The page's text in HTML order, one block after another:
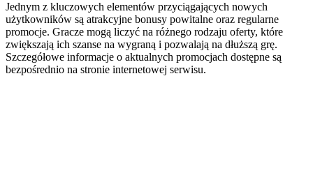
Jednym z kluczowych elementów przyciągających nowych
użytkowników są atrakcyjne bonusy powitalne oraz regularne
promocje. Gracze mogą liczyć na różnego rodzaju oferty, które
zwiększają ich szanse na wygraną i pozwalają na dłuższą grę.
Szczegółowe informacje o aktualnych promocjach dostępne są
bezpośrednio na stronie internetowej serwisu.